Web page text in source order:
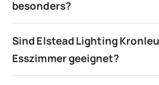
besonders?
Sind Elstead Lighting
Esszimmer geeignet?